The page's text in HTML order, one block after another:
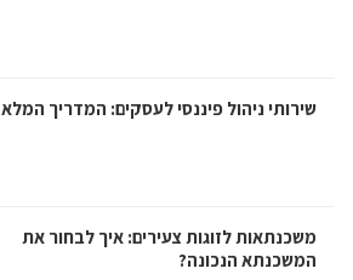
שירותי ניהול פיננסי לעסקים: המדריך המלא
משכנתאות לזוגות צעירים: איך לבחור את
המשכנתא הנכונה?